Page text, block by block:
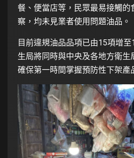
餐、便當店等，民眾最易接觸的
察，均未見業者使用問題油品。
目前違規油品品項已由15項增
生局將同時與中央及各地方衛生
確保第一時間掌握預防性下架產